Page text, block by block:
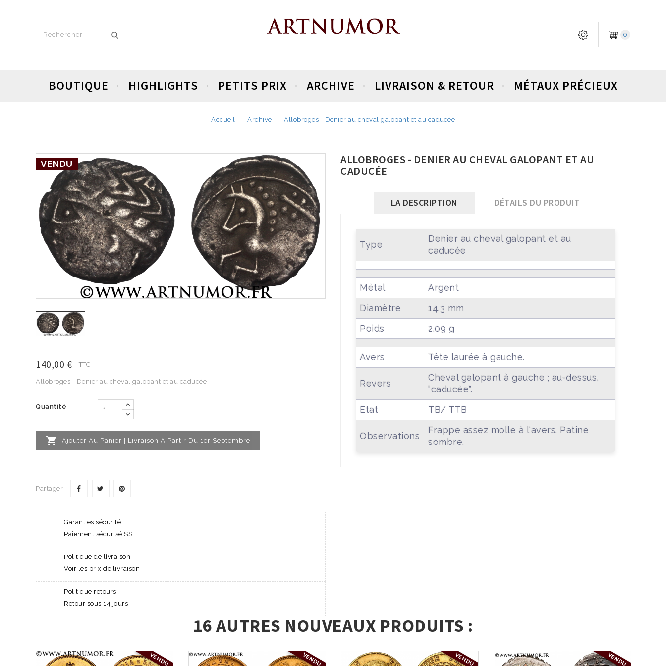
0
BOUTIQUE HIGHLIGHTS PETITS PRIX ARCHIVE LIVRAISON & RETOUR MÉTAUX PRÉCIEUX
Accueil Archive Allobroges - Denier au cheval galopant et au caducée
VENDU
140,00 € TTC
Allobroges - Denier au cheval galopant et au caducée
Quantité
 Ajouter Au Panier | Livraison À Partir Du 1er Septembre
Partager
Garanties sécurité
Paiement sécurisé SSL
Politique de livraison
Voir les prix de livraison
Politique retours
Retour sous 14 jours
ALLOBROGES - DENIER AU CHEVAL GALOPANT ET AU
CADUCÉE
LA DESCRIPTION DÉTAILS DU PRODUIT
Type
Denier au cheval galopant et au
caducée
Métal
Argent
Diamètre
14.3 mm
Poids
2.09 g
Avers Tête laurée à gauche.
Revers
Cheval galopant à gauche ; au-dessus,
“caducée”.
Etat
TB/ TTB
Observations
Frappe assez molle à l'avers. Patine
sombre.
16 AUTRES NOUVEAUX PRODUITS :
VENDU VENDU VENDU VENDU